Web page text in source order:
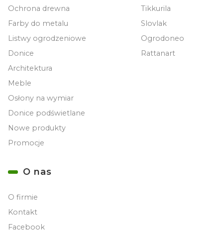
Ochrona drewna
Farby do metalu
Listwy ogrodzeniowe
Donice
Architektura
Meble
Osłony na wymiar
Donice podświetlane
Nowe produkty
Promocje
Tikkurila
Slovlak
Ogrodoneo
Rattanart
O nas
O firmie
Kontakt
Facebook